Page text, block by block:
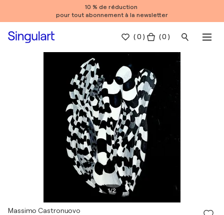
10 % de réduction
pour tout abonnement à la newsletter
(0 ) ( 0 )
1/2
Massimo Castronuovo